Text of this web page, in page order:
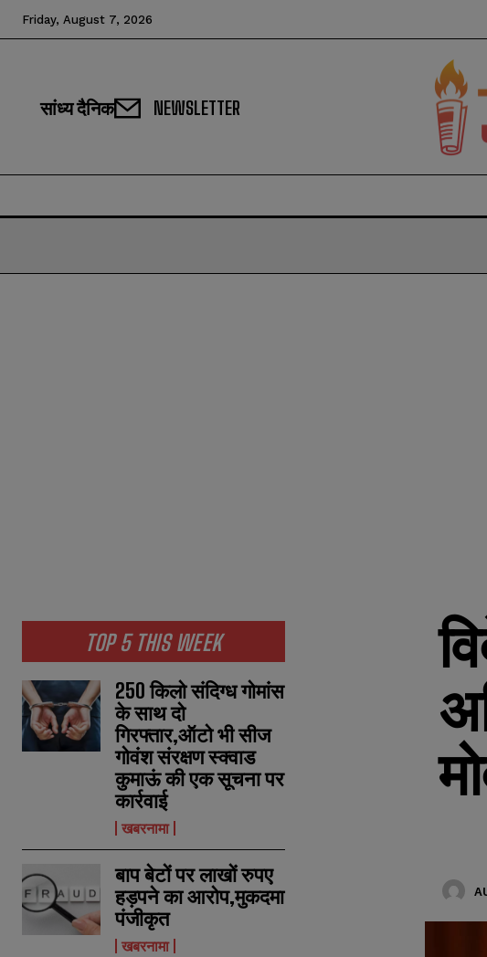
Friday, August 7, 2026
सांध्य दैनिक NEWSLETTER
TOP 5 THIS WEEK
250 किलो संदिग्ध गोमांस
के साथ दो
गिरफ्तार,ऑटो भी सीज
गोवंश संरक्षण स्क्वाड
कुमाऊं की एक सूचना पर
कार्रवाई
खबरनामा
बाप बेटों पर लाखों रुपए
हड़पने का आरोप,मुकदमा
पंजीकृत
खबरनामा